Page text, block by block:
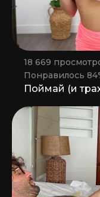
18 669
Понравилось
Поймай (и